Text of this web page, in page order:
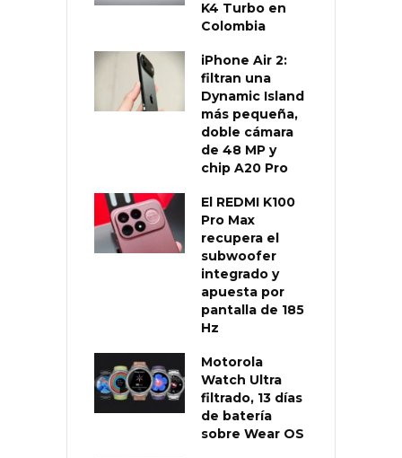
K4 Turbo en
Colombia
iPhone Air 2:
filtran una
Dynamic Island
más pequeña,
doble cámara
de 48 MP y
chip A20 Pro
El REDMI K100
Pro Max
recupera el
subwoofer
integrado y
apuesta por
pantalla de 185
Hz
Motorola
Watch Ultra
filtrado, 13 días
de batería
sobre Wear OS